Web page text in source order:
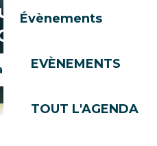
Évènements
EVÈNEMENTS
TOUT L'AGENDA
!
la newsletter